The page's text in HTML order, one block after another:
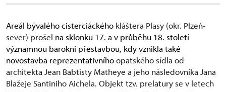
Areál bývalého cisterciáckého kláštera Plasy (okr. Plzeň-
sever) prošel na sklonku 17. a v průběhu 18. století
významnou barokní přestavbou, kdy vznikla také
novostavba reprezentativníhoopatského sídla od
architekta Jean Babtisty Matheye a jeho následovníka Jana
Blažeje Santiniho Aichela. Objekt tzv. prelatury se v letech